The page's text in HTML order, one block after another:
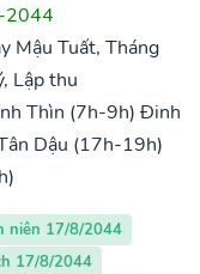
Mậu Tuất, Tháng
Lập thu
Thìn (7h-9h) Đinh
Dậu (17h-19h)
niên 17/8/2044
17/8/2044